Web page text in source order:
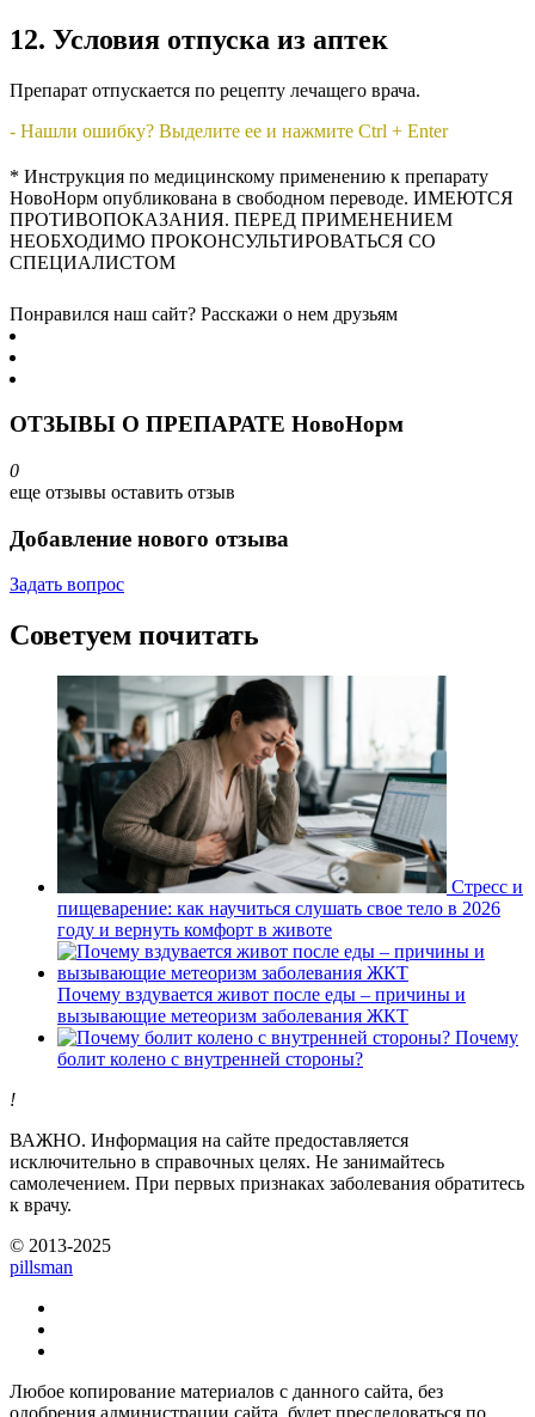
12. Условия отпуска из аптек
Препарат отпускается по рецепту лечащего врача.
- Нашли ошибку? Выделите ее и нажмите Ctrl + Enter
* Инструкция по медицинскому применению к препарату
НовоНорм опубликована в свободном переводе. ИМЕЮТСЯ
ПРОТИВОПОКАЗАНИЯ. ПЕРЕД ПРИМЕНЕНИЕМ
НЕОБХОДИМО ПРОКОНСУЛЬТИРОВАТЬСЯ СО
СПЕЦИАЛИСТОМ
Понравился наш сайт? Расскажи о нем друзьям
ОТЗЫВЫ О ПРЕПАРАТЕ НовоНорм
0
еще отзывы оставить отзыв
Добавление нового отзыва
Задать вопрос
Советуем почитать
Стресс и
пищеварение: как научиться слушать свое тело в 2026
году и вернуть комфорт в животе
Почему вздувается живот после еды – причины и
вызывающие метеоризм заболевания ЖКТ
Почему
болит колено с внутренней стороны?
!
ВАЖНО. Информация на сайте предоставляется
исключительно в справочных целях. Не занимайтесь
самолечением. При первых признаках заболевания обратитесь
к врачу.
© 2013-2025
pillsman
Любое копирование материалов с данного сайта, без